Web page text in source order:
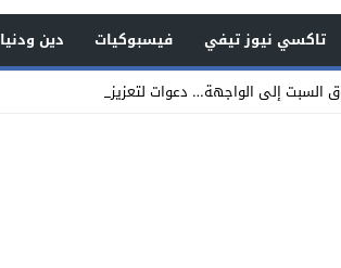
تاكسي نيوز تيفي فيسبوكيات دين ودنيا
السبت إلى الواجهة… دعوات لتعزيز ودعم قيادة ال_